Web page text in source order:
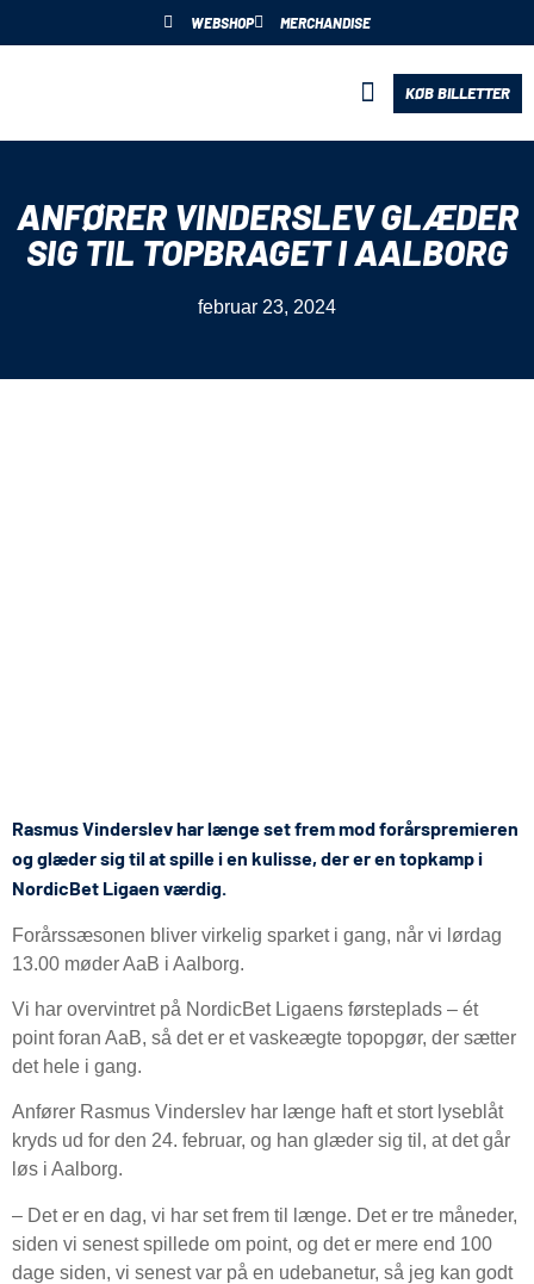
WEBSHOP MERCHANDISE
KØB BILLETTER
ANFØRER VINDERSLEV GLÆDER
SIG TIL TOPBRAGET I AALBORG
februar 23, 2024
Rasmus Vinderslev har længe set frem mod forårspremieren
og glæder sig til at spille i en kulisse, der er en topkamp i
NordicBet Ligaen værdig.
Forårssæsonen bliver virkelig sparket i gang, når vi lørdag
13.00 møder AaB i Aalborg.
Vi har overvintret på NordicBet Ligaens førsteplads – ét
point foran AaB, så det er et vaskeægte topopgør, der sætter
det hele i gang.
Anfører Rasmus Vinderslev har længe haft et stort lyseblåt
kryds ud for den 24. februar, og han glæder sig til, at det går
løs i Aalborg.
– Det er en dag, vi har set frem til længe. Det er tre måneder,
siden vi senest spillede om point, og det er mere end 100
dage siden, vi senest var på en udebanetur, så jeg kan godt